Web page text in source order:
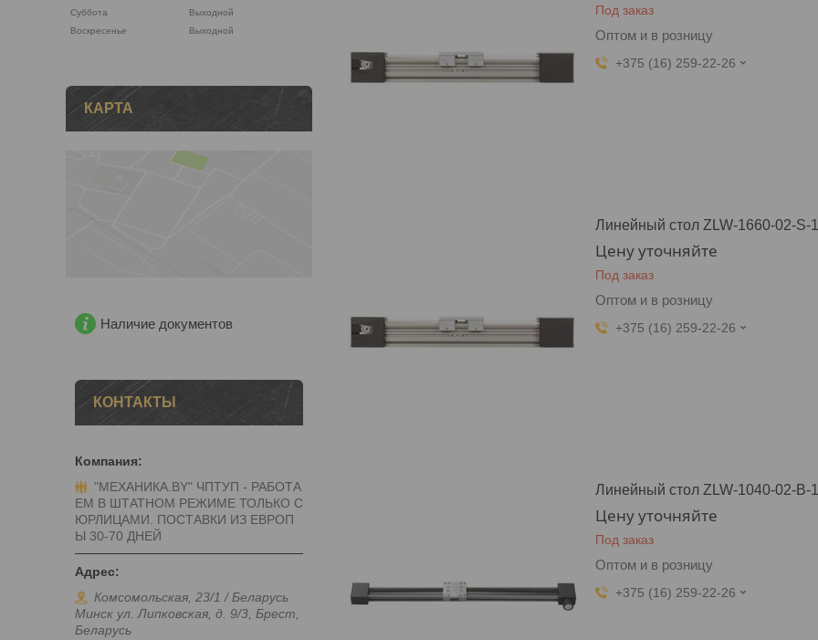
Под заказ
Оптом и в розницу
+375 (16) 259-22-26
Линейный стол ZLW-1660-02-S-
Цену уточняйте
Под заказ
Оптом и в розницу
+375 (16) 259-22-26
Линейный стол ZLW-1040-02-B-
Цену уточняйте
Под заказ
Оптом и в розницу
+375 (16) 259-22-26
Суббота
Выходной
Воскресенье
Выходной
КАРТА
Наличие документов
КОНТАКТЫ
"МЕХАНИКА.BY" ЧПТУП - РАБОТА
ЕМ В ШТАТНОМ РЕЖИМЕ ТОЛЬКО С
ЮРЛИЦАМИ. ПОСТАВКИ ИЗ ЕВРОП
Ы 30-70 ДНЕЙ
Комсомольская, 23/1 / Беларусь
Минск ул. Липковская, д. 9/3, Брест,
Беларусь